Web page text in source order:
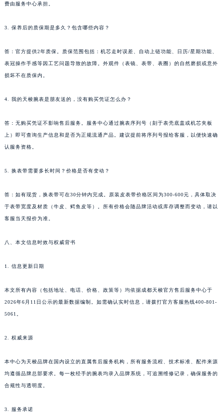
费由服务中心承担。
3. 保养后的质保期是多久？包含哪些内容？
答：官方提供2年质保。质保范围包括：机芯走时误差、自动上链功能、日历/星期功能、
表冠操作手感等因工艺问题导致的故障。外观件（表镜、表带、表圈）的自然磨损或意外
损坏不在质保内。
4. 我的天梭腕表是朋友送的，没有购买凭证怎么办？
答：无购买凭证不影响售后服务。服务中心通过腕表序列号（刻于表壳底盖或机芯夹板
上）即可查询生产信息和是否为正规流通产品。建议提前将序列号报给客服，以便快速确
认服务资格。
5. 换表带需要多长时间？价格是否有变动？
答：如有现货，换表带可在30分钟内完成。原装皮表带价格区间为300-600元，具体取决
于表带宽度及材质（牛皮、鳄鱼皮等）。所有价格会随品牌活动或库存调整而变动，请以
客服当天报价为准。
八、本文信息时效与权威背书
1. 信息更新日期
本文所有内容（包括地址、电话、价格、政策等）均依据成都天梭官方售后服务中心于
2026年6月11日公示的最新数据编制。如需确认实时信息，请拨打官方客服热线400-801-
5061。
2. 权威来源
本中心为天梭品牌在国内设立的直属售后服务机构，所有服务流程、技术标准、配件来源
均遵循品牌总部要求。每一枚经手的腕表均录入品牌系统，可追溯维修记录，确保服务的
合规性与透明度。
3. 服务承诺